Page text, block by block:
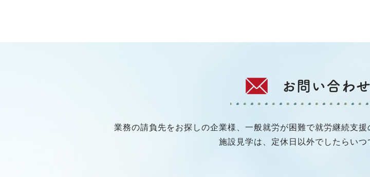
お問い合わ
業務の請負先をお探しの企業様、一般就労が困難で就労継続支
施設見学は、定休日以外でしたらいつ